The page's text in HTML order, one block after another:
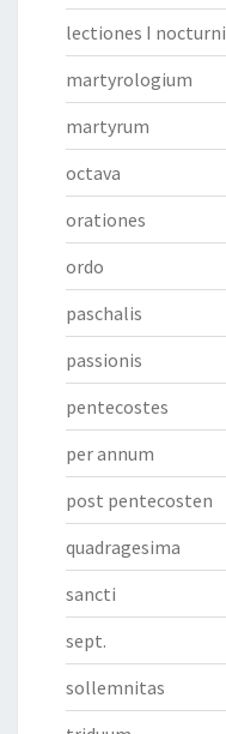
lectiones I nocturni
martyrologium
martyrum
octava
orationes
ordo
paschalis
passionis
pentecostes
per annum
post pentecosten
quadragesima
sancti
sept.
sollemnitas